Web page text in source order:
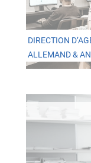
DIRECTION
ALLEMAND &